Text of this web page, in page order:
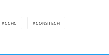
CCHC CONSTECH